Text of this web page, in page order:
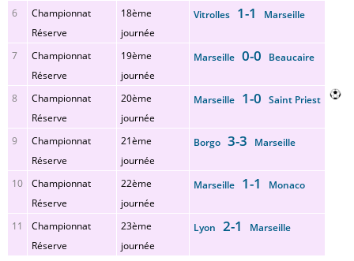
6
Championnat
Réserve
18ème
journée
Vitrolles 1-1 Marseille
7
Championnat
Réserve
19ème
journée
Marseille 0-0 Beaucaire
8
Championnat
Réserve
20ème
journée
Marseille 1-0 Saint Priest
9
Championnat
Réserve
21ème
journée
Borgo 3-3 Marseille
10
Championnat
Réserve
22ème
journée
Marseille 1-1 Monaco
11
Championnat
Réserve
23ème
journée
Lyon 2-1 Marseille